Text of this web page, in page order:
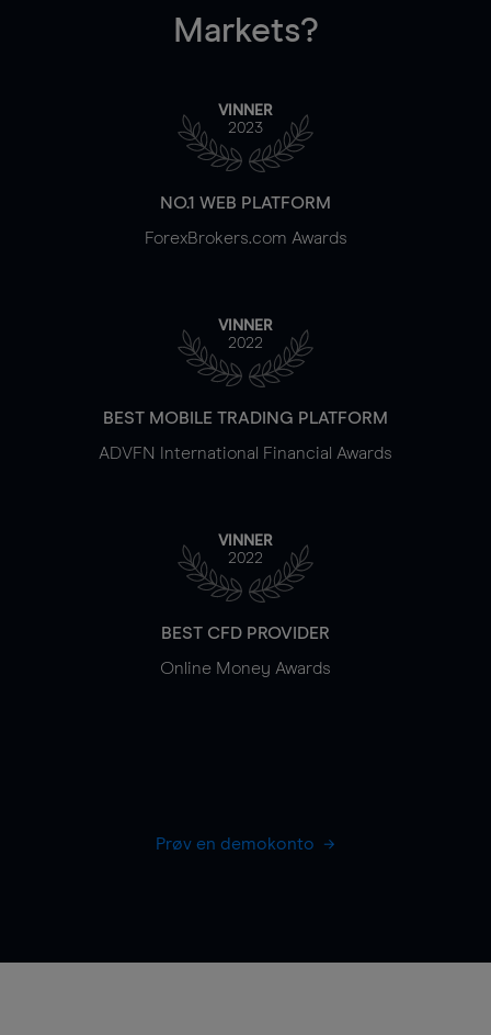
Markets?
VINNER
2023
NO.1 WEB PLATFORM
ForexBrokers.com Awards
VINNER
2022
BEST MOBILE TRADING PLATFORM
ADVFN International Financial Awards
VINNER
2022
BEST CFD PROVIDER
Online Money Awards
Prøv en demokonto